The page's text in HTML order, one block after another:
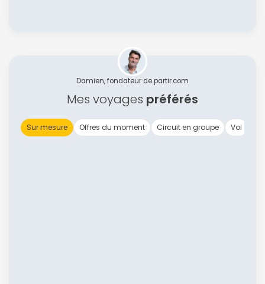
Damien, fondateur de partir.com
Mes voyages préférés
Sur mesure Offres du moment Circuit en groupe Vol